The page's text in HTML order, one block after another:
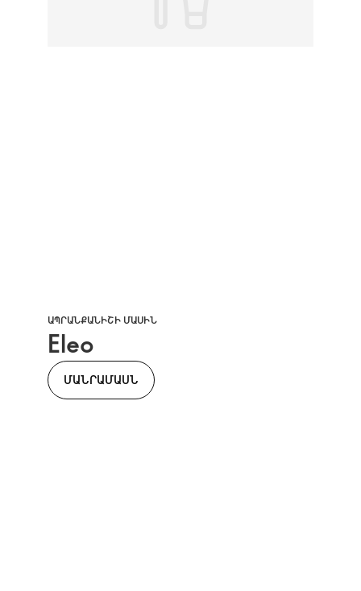
ԱՊՐԱՆՔԱՆԻՇԻ ՄԱՍԻՆ
Eleo
ՄԱՆՐԱՄԱՍՆ